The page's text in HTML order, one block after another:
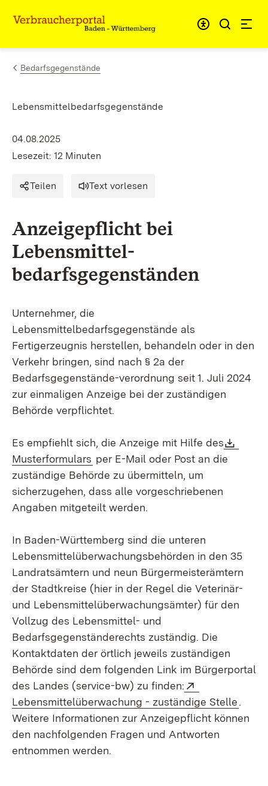
Zum Inhalt springen
Link zur Startseite
Bedarfsgegenstände
Lebensmittelbedarfsgegenstände
04.08.2025
Lesezeit: 12 Minuten
Teilen Text vorlesen
Anzeigepflicht bei
Lebensmittel-
bedarfsgegenständen
Unternehmer, die
Lebensmittelbedarfsgegenstände als
Fertigerzeugnis herstellen, behandeln oder in den
Verkehr bringen, sind nach § 2a der
Bedarfsgegenstände-verordnung seit 1. Juli 2024
zur einmaligen Anzeige bei der zuständigen
Behörde verpflichtet.
Es empfiehlt sich, die Anzeige mit Hilfe des
Musterformulars (Öffnet in neuem Fenster)
per E-Mail oder Post an die
zuständige Behörde zu übermitteln, um
sicherzugehen, dass alle vorgeschriebenen
Angaben mitgeteilt werden.
In Baden-Württemberg sind die unteren
Lebensmittelüberwachungsbehörden in den 35
Landratsämtern und neun Bürgermeisterämtern
der Stadtkreise (hier in der Regel die Veterinär-
und Lebensmittelüberwachungsämter) für den
Vollzug des Lebensmittel- und
Bedarfsgegenständerechts zuständig. Die
Kontaktdaten der örtlich jeweils zuständigen
Behörde sind dem folgenden Link im Bürgerportal
des Landes (service-bw) zu finden:
Lebensmittelüberwachung - zuständige Stelle.
Weitere Informationen zur Anzeigepflicht können
den nachfolgenden Fragen und Antworten
entnommen werden.